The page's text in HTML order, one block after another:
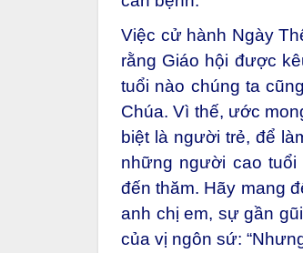
Việc cử hành Ngày
rằng Giáo hội được
tuổi nào chúng ta
Chúa. Vì thế, ước
biệt là người trẻ, để
những người cao
đến thăm. Hãy mang
anh chị em, sự gần
của vị ngôn sứ: